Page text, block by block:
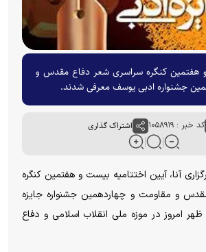
هفتمین کنگره سراسری شعر دفاع مقدس و
جشنواره ادبی یوسف معرفی شدند.
کد خبر : ۱۰۵۸۹۱۹ اشتراک گذاری
آنا، آیین اختتامیه بیست و هفتمین کنگره
و مقاومت و چهاردهمین جشنواره جایزه
امروز در موزه ملی انقلاب اسلامی و دفاع